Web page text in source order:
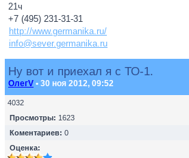
21ч
+7 (495) 231-31-31
http://www.germanika.ru/
info@sever.germanika.ru
Ну вот и приехал я с ТО-1.
ОлегV • 30 ноя 2012, 09:52
4032
Просмотры: 1623
Коментариев: 0
Оценка: